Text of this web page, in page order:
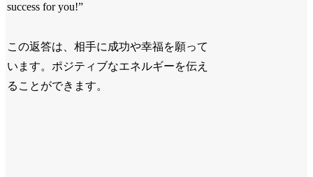
success for you!”
この返答は、相手に成功や幸福を願って
います。ポジティブなエネルギーを伝え
ることができます。